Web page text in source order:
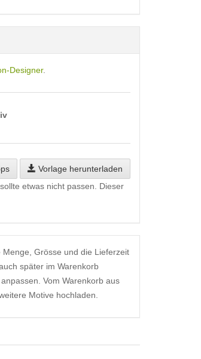
Designer.
Vorlage herunterladen
etwas nicht passen. Dieser
Grösse und die Lieferzeit
später im Warenkorb
Vom Warenkorb aus
Motive hochladen.